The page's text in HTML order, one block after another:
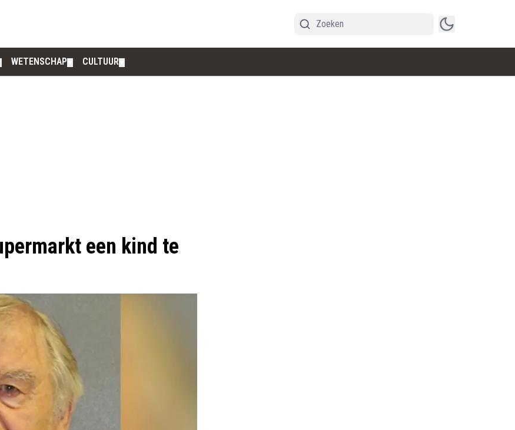
WETENSCHAP CULTUUR
een kind te